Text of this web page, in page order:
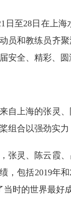
日至28日在上
员和教练员齐
安全、精彩、
自上海的张灵
组合以强劲实
张灵、陈云霞
，包括2019年
当时的世界最好